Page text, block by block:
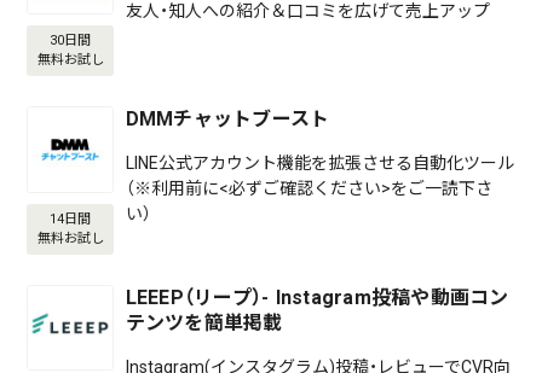
30日間
無料お試し
友人・知人への紹介＆口コミを広げて売上アップ
14日間
無料お試し
DMMチャットブースト
LINE公式アカウント機能を拡張させる自動化ツール
（※利用前に<必ずご確認ください>をご一読下さ
い）
LEEEP（リープ）- Instagram投稿や動画コン
テンツを簡単掲載
Instagram(インスタグラム)投稿・レビューでCVR向